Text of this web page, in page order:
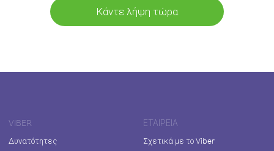
Κάντε λήψη τώρα
VIBER
Δυνατότητες
ΕΤΑΙΡΕΊΑ
Σχετικά με το Viber